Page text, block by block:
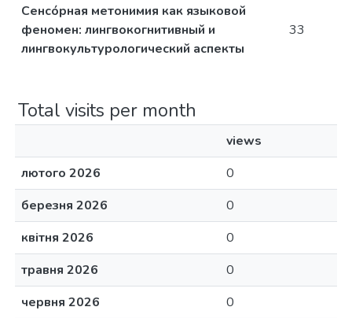
Сенсо́рная метонимия как языковой
феномен: лингвокогнитивный и
лингвокультурологический аспекты
33
Total visits per month
views
лютого 2026
0
березня 2026
0
квітня 2026
0
травня 2026
0
червня 2026
0